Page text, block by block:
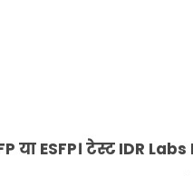
या ESFP। टेस्ट IDR